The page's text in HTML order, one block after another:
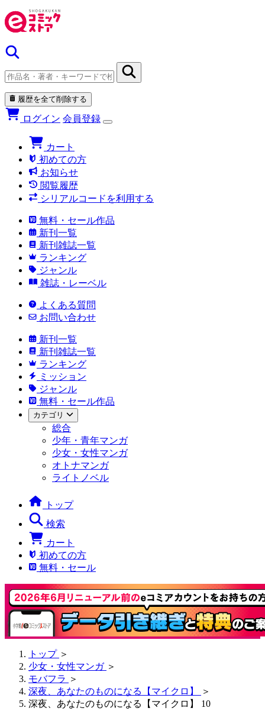
履歴を全て削除する
ログイン 会員登録
カート
初めての方
お知らせ
閲覧履歴
シリアルコードを利用する
無料・セール作品
新刊一覧
新刊雑誌一覧
ランキング
ジャンル
雑誌・レーベル
よくある質問
お問い合わせ
新刊一覧
新刊雑誌一覧
ランキング
ミッション
ジャンル
無料・セール作品
カテゴリ
総合
少年・青年マンガ
少女・女性マンガ
オトナマンガ
ライトノベル
トップ
検索
カート
初めての方
無料・セール
トップ ＞
少女・女性マンガ ＞
モバフラ ＞
深夜、あなたのものになる【マイクロ】
＞
深夜、あなたのものになる【マイクロ】 10